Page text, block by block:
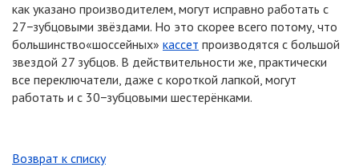
как указано производителем, могут исправно работать с
27−зубцовыми звёздами. Но это скорее всего потому, что
большинство«шоссейных» кассет производятся с большой
звездой 27 зубцов. В действительности же, практически
все переключатели, даже с короткой лапкой, могут
работать и с 30−зубцовыми шестерёнками.
Возврат к списку